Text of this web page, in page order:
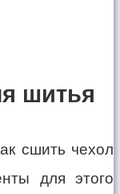
шитья
сшить чехол
для этого